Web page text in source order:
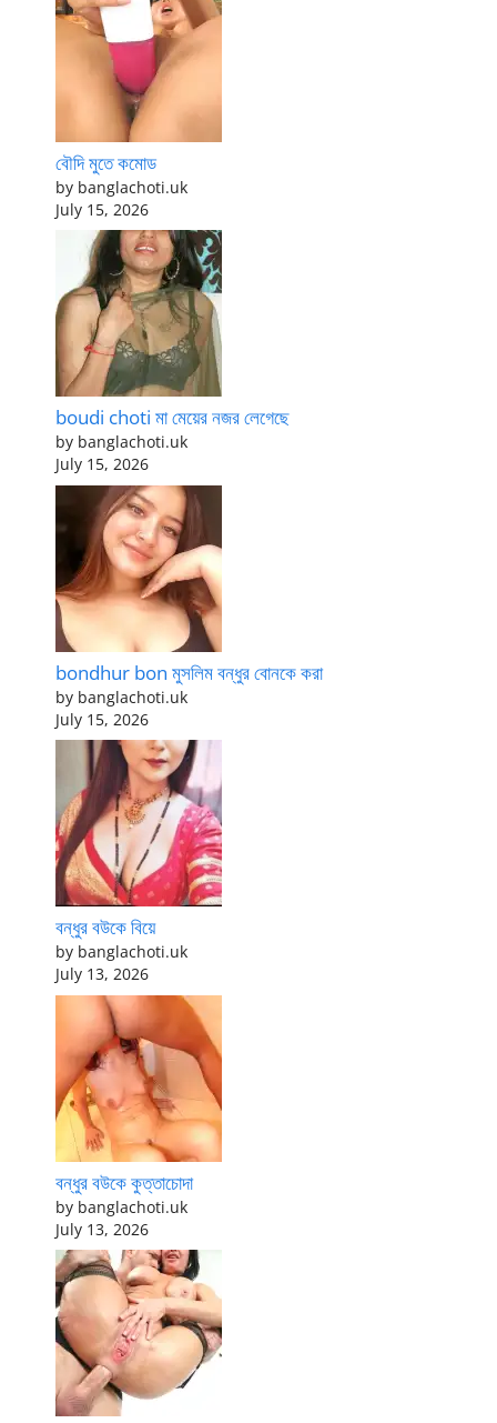
বৌদি মুতে কমোড
by banglachoti.uk
July 15, 2026
boudi choti মা মেয়ের নজর লেগেছে
by banglachoti.uk
July 15, 2026
bondhur bon মুসলিম বন্ধুর বোনকে করা
by banglachoti.uk
July 15, 2026
বন্ধুর বউকে বিয়ে
by banglachoti.uk
July 13, 2026
বন্ধুর বউকে কুত্তাচোদা
by banglachoti.uk
July 13, 2026